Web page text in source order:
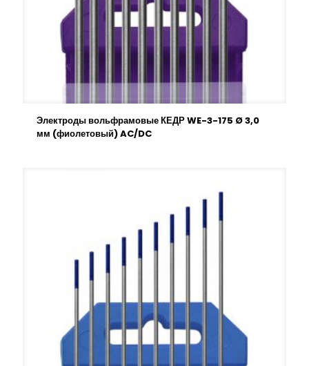
Электроды вольфрамовые КЕДР WE-3-175 Ø 3,0
мм (фиолетовый) AC/DC